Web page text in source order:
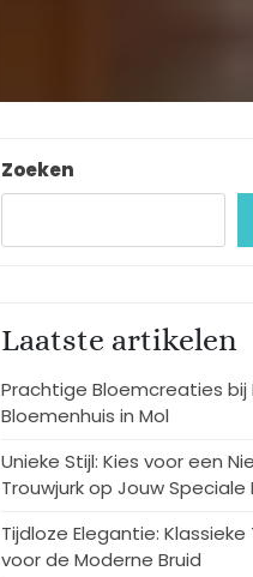
Zoeken
Laatste artikelen
Prachtige Bloemcreaties bij
Bloemenhuis in Mol
Unieke Stijl: Kies voor een
Trouwjurk op Jouw Speciale
Tijdloze Elegantie: Klassieke
voor de Moderne Bruid